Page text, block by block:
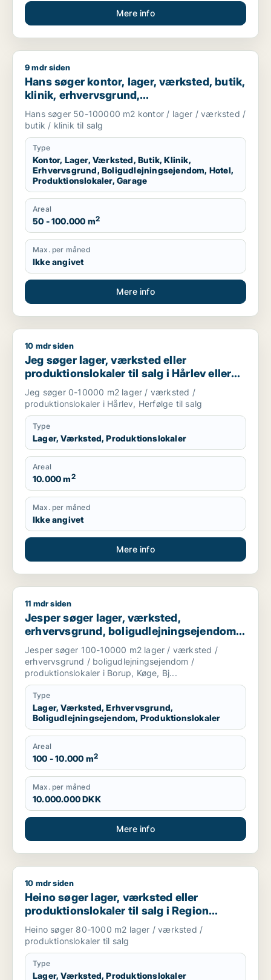
Mere info
Hans søger kontor, lager, værksted, butik, klinik,
9 mdr siden
Hans søger kontor, lager, værksted, butik,
klinik, erhvervsgrund,
boligudlejningsejendom, hotel,
produktionslokaler eller garage til salg i
Region Sjælland
Hans søger 50-100000 m2 kontor / lager / værksted /
butik / klinik til salg
Type
Kontor, Lager, Værksted, Butik, Klinik,
Erhvervsgrund, Boligudlejningsejendom, Hotel,
Produktionslokaler, Garage
Areal
50 - 100.000 m2
Max. per måned
Ikke angivet
Mere info
Jeg søger lager, værksted eller produktionslokaler til salg i
10 mdr siden
Jeg søger lager, værksted eller
produktionslokaler til salg i Hårlev eller
Herfølge
Jeg søger 0-10000 m2 lager / værksted /
produktionslokaler i Hårlev, Herfølge til salg
Type
Lager, Værksted, Produktionslokaler
Areal
10.000 m2
Max. per måned
Ikke angivet
Mere info
Jesper søger lager, værksted, erhvervsgrund,
11 mdr siden
Jesper søger lager, værksted,
erhvervsgrund, boligudlejningsejendom
eller produktionslokaler til salg i Køge
Jesper søger 100-10000 m2 lager / værksted /
erhvervsgrund / boligudlejningsejendom /
produktionslokaler i Borup, Køge, Bj...
Type
Lager, Værksted, Erhvervsgrund,
Boligudlejningsejendom, Produktionslokaler
Areal
100 - 10.000 m2
Max. per måned
10.000.000 DKK
Mere info
Heino søger lager, værksted eller produktionslokaler til salg
10 mdr siden
Heino søger lager, værksted eller
produktionslokaler til salg i Region
Sjælland
Heino søger 80-1000 m2 lager / værksted /
produktionslokaler til salg
Type
Lager, Værksted, Produktionslokaler